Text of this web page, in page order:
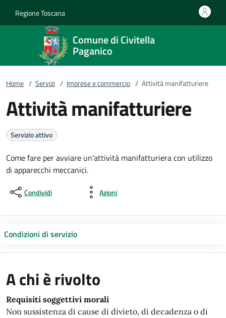
Regione Toscana
Comune di Civitella
Paganico
Home / Servizi / Imprese e commercio / Attività manifatturiere
Attività manifatturiere
Servizio attivo
Come fare per avviare un'attività manifatturiera con utilizzo
di apparecchi meccanici.
Condividi Azioni
Condizioni di servizio
A chi è rivolto
Requisiti soggettivi morali
Non sussistenza di cause di divieto, di decadenza o di